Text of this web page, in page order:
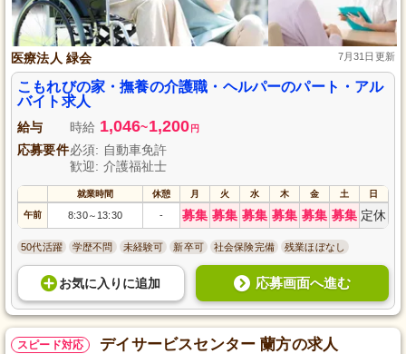
医療法人 緑会 7月31日更新
こもれびの家・撫養の介護職・ヘルパーのパート・アル
バイト求人
給与 時給 1,046~1,200 円
応募要件必須: 自動車免許
歓迎: 介護福祉士
就業時間 休憩 月 火 水 木 金 土 日
午前 8:30～ 13:30 - 募集 募集 募集 募集 募集 募集 定休
50代活躍 学歴不問 未経験可 新卒可 社会保険完備 残業ほぼなし
お気に入り に追加 応募画面へ進む
スピード対応 デイサービスセンター 蘭方の求人